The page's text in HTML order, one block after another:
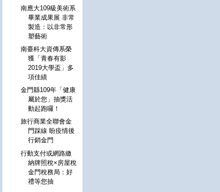
南應大109級美術系
畢業成果展 非常
製造：以非常形
塑藝術
南臺科大資傳系榮
獲「青春有影
2019大學盃」多
項佳績
金門縣109年「健康
屬於您」抽獎活
動起跑囉！
旅行商業全聯會金
門踩線 盼疫情後
行銷金門
行動支付或網路繳
納牌照稅×房屋稅
金門稅務局：好
禮等您抽